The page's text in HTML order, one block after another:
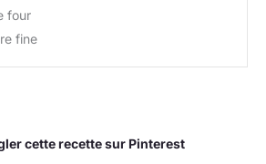
four
fine
cette recette sur Pinterest